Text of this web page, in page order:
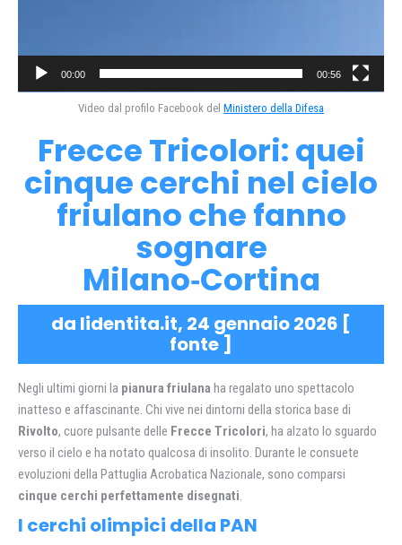
00:00 00:56
Video dal profilo Facebook del Ministero della Difesa
Frecce Tricolori: quei
cinque cerchi nel cielo
friulano che fanno
sognare
Milano‑Cortina
da lidentita.it, 24 gennaio 2026 [
fonte ]
Negli ultimi giorni la pianura friulana ha regalato uno spettacolo
inatteso e affascinante. Chi vive nei dintorni della storica base di
Rivolto, cuore pulsante delle Frecce Tricolori, ha alzato lo sguardo
verso il cielo e ha notato qualcosa di insolito. Durante le consuete
evoluzioni della Pattuglia Acrobatica Nazionale, sono comparsi
cinque cerchi perfettamente disegnati.
I cerchi olimpici della PAN